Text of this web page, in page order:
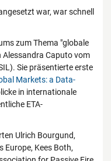
war, war schnell
zum Thema "globale
Caputo vom
Sie präsentierte erste
Markets: a Data-
in internationale
ETA-
Ulrich Bourgund,
Kees Both,